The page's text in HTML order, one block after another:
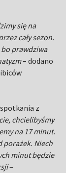
się na
cały sezon.
bo prawdziwa
– dodano
z
chcielibyśmy
na 17 minut.
porażek. Niech
minut będzie
–